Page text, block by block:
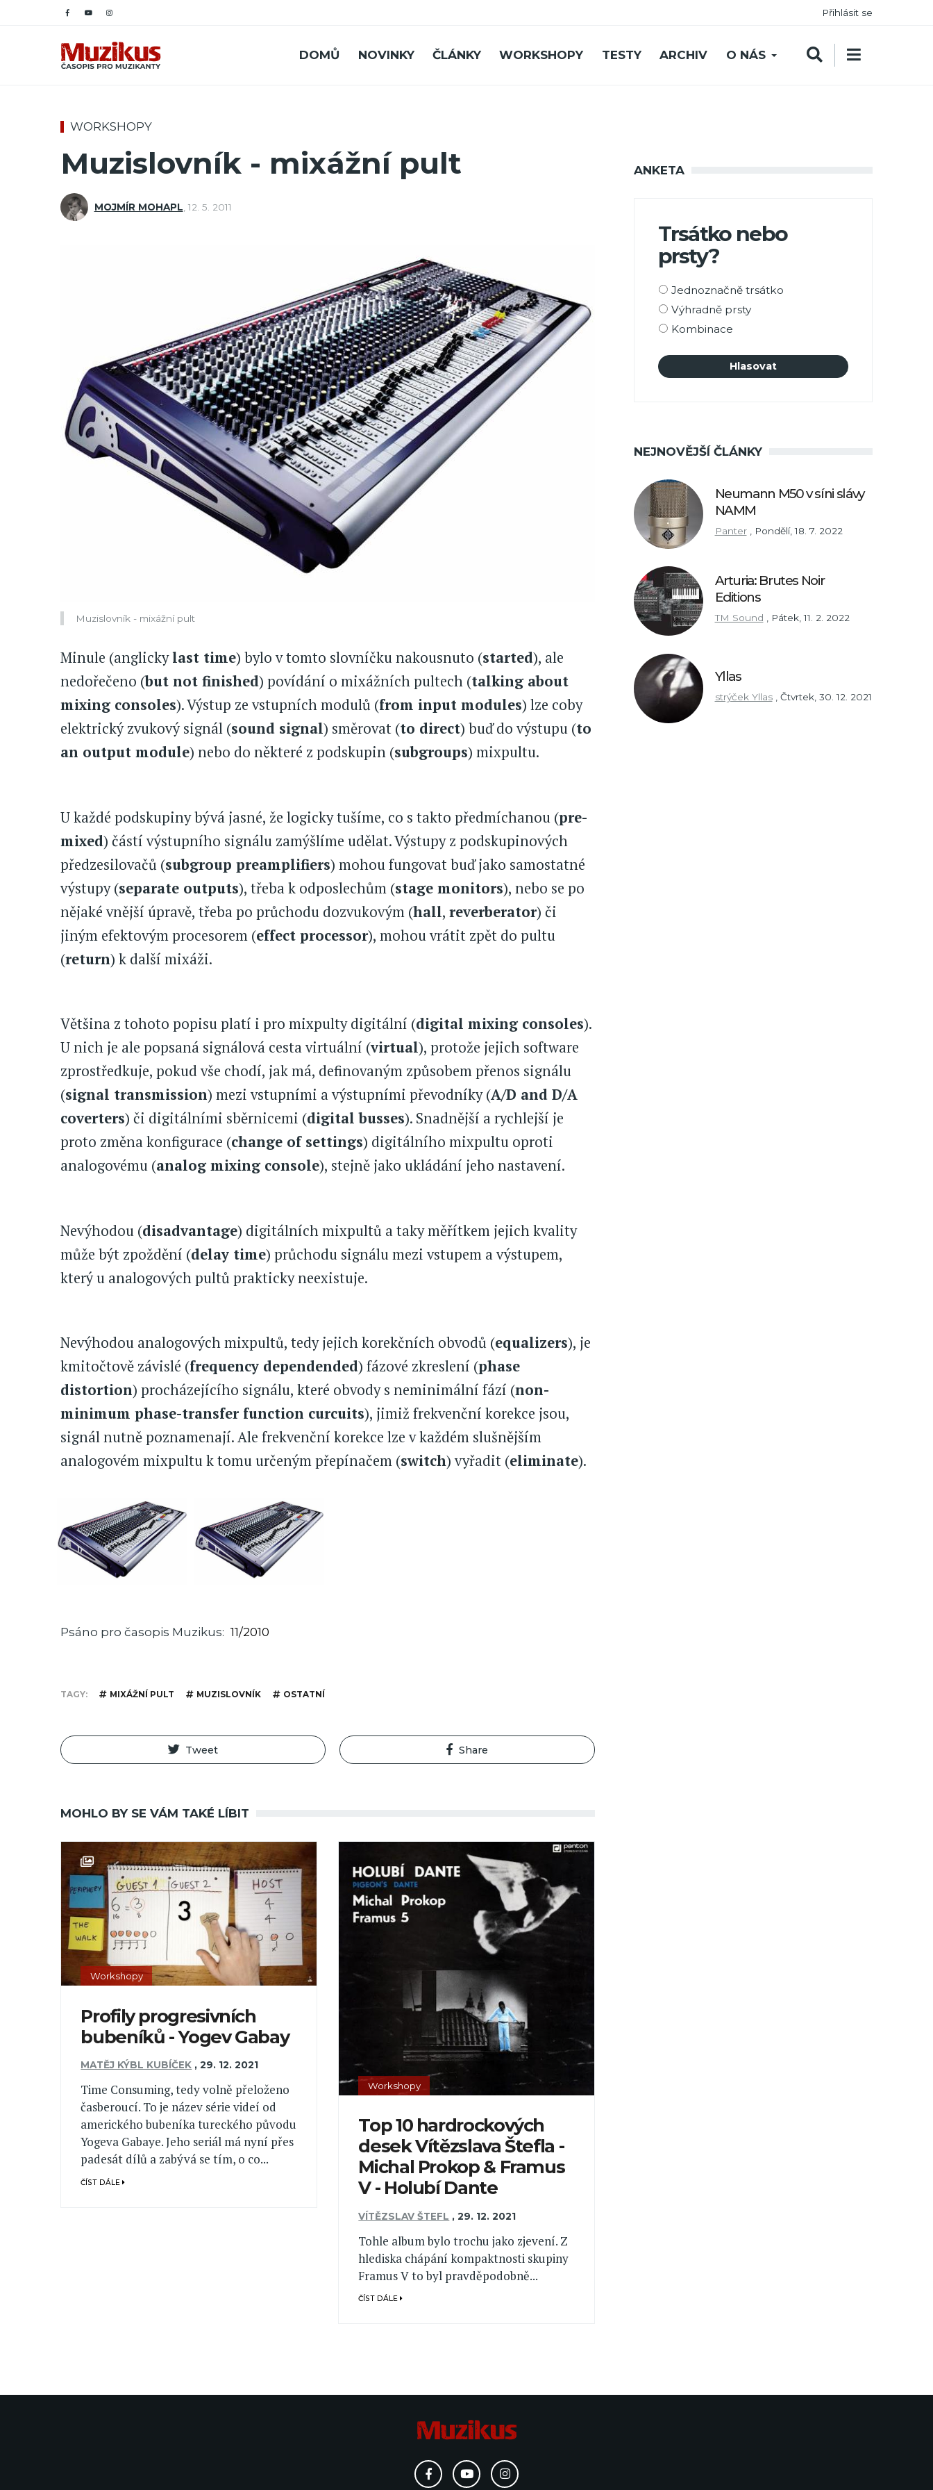
Přihlásit se
DOMŮ NOVINKY ČLÁNKY WORKSHOPY TESTY ARCHIV O NÁS
WORKSHOPY
Muzislovník - mixážní pult
MOJMÍR MOHAPL 12. 5. 2011
Muzislovník - mixážní pult
Minule (anglickylast time) bylo v tomto slovníčku nakousnuto (started), ale
nedořečeno (but not finished) povídání o mixážních pultech (talking about
mixing consoles). Výstup ze vstupních modulů (from input modules) lze coby
elektrický zvukový signál (sound signal) směrovat (to direct) buď do výstupu (to
an output module) nebo do některé z podskupin (subgroups) mixpultu.
U každé podskupiny bývá jasné, že logicky tušíme, co s takto předmíchanou (pre-
mixed) částí výstupního signálu zamýšlíme udělat. Výstupy z podskupinových
předzesilovačů (subgroup preamplifiers) mohou fungovat buď jako samostatné
výstupy (separate outputs), třeba k odposlechům (stage monitors), nebo se po
nějaké vnější úpravě, třeba po průchodu dozvukovým (hall, reverberator) či
jiným efektovým procesorem (effect processor), mohou vrátit zpět do pultu
(return) k další mixáži.
Většina z tohoto popisu platí i pro mixpulty digitální (digital mixing consoles).
U nich je ale popsaná signálová cesta virtuální (virtual), protože jejich software
zprostředkuje, pokud vše chodí, jak má, definovaným způsobem přenos signálu
(signal transmission) mezi vstupními a výstupními převodníky (A/D and D/A
coverters) či digitálními sběrnicemi (digital busses). Snadnější a rychlejší je
proto změna konfigurace (change of settings) digitálního mixpultu oproti
analogovému (analog mixing console), stejně jako ukládání jeho nastavení.
Nevýhodou (disadvantage) digitálních mixpultů a taky měřítkem jejich kvality
může být zpoždění (delay time) průchodu signálu mezi vstupem a výstupem,
který u analogových pultů prakticky neexistuje.
Nevýhodou analogových mixpultů, tedy jejich korekčních obvodů (equalizers), je
kmitočtově závislé (frequency dependended) fázové zkreslení (phase
distortion) procházejícího signálu, které obvody s neminimální fází (non-
minimum phase-transfer function curcuits), jimiž frekvenční korekce jsou,
signál nutně poznamenají. Ale frekvenční korekce lze v každém slušnějším
analogovém mixpultu k tomu určeným přepínačem (switch) vyřadit (eliminate).
Psáno pro časopis Muzikus 11/2010
TAGY MIXÁŽNÍ PULT MUZISLOVNÍK OSTATNÍ
Tweet Share
MOHLO BY SE VÁM TAKÉ LÍBIT
Workshopy
Profily progresivních
bubeníků - Yogev Gabay
MATĚJ KÝBL KUBÍČEK ,29. 12. 2021
Time Consuming, tedy volně přeloženo
časberoucí. To je název série videí od
amerického bubeníka tureckého původu
Yogeva Gabaye. Jeho seriál má nyní přes
padesát dílů a zabývá se tím, o co...
ČÍST DÁLE
Workshopy
Top 10 hardrockových
desek Vítězslava Štefla -
Michal Prokop & Framus
V - Holubí Dante
VÍTĚZSLAV ŠTEFL ,29. 12. 2021
Tohle album bylo trochu jako zjevení. Z
hlediska chápání kompaktnosti skupiny
Framus V to byl pravděpodobně...
ČÍST DÁLE
ANKETA
Trsátko nebo
prsty?
Možnosti
výběru
Jednoznačně trsátko
Výhradně prsty
Kombinace
NEJNOVĚJŠÍ ČLÁNKY
Neumann M50 v síni slávy
NAMM
Panter Pondělí, 18. 7. 2022
Arturia: Brutes Noir
Editions
TM Sound , Pátek, 11. 2. 2022
Yllas
strýček Yllas Čtvrtek, 30. 12. 2021